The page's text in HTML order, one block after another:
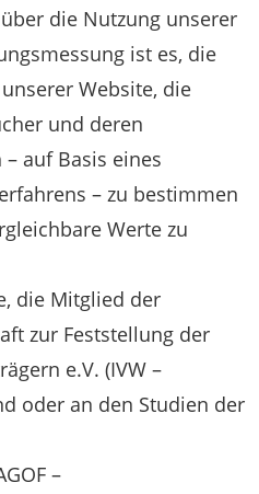
die Nutzung unserer
ist es, die
Website, die
und deren
auf Basis eines
– zu bestimmen
Werte zu
die Mitglied der
zur Feststellung der
e.V. (IVW –
oder an den Studien der
–